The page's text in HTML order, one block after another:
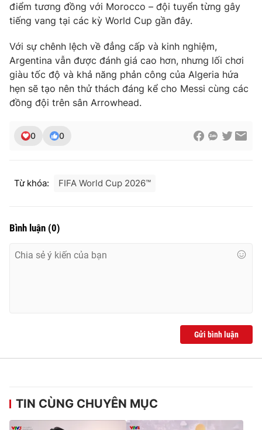
điểm tương đồng với Morocco – đội tuyển từng gây
tiếng vang tại các kỳ World Cup gần đây.
Với sự chênh lệch về đẳng cấp và kinh nghiệm,
Argentina vẫn được đánh giá cao hơn, nhưng lối chơi
giàu tốc độ và khả năng phản công của Algeria hứa
hẹn sẽ tạo nên thử thách đáng kể cho Messi cùng các
đồng đội trên sân Arrowhead.
0 0
Từ khóa: FIFA World Cup 2026™
Bình luận (0)
Gửi bình luận
TIN CÙNG CHUYÊN MỤC